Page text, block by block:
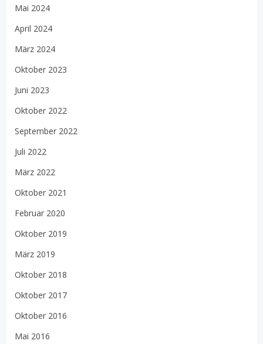
Mai 2024
April 2024
März 2024
Oktober 2023
Juni 2023
Oktober 2022
September 2022
Juli 2022
März 2022
Oktober 2021
Februar 2020
Oktober 2019
März 2019
Oktober 2018
Oktober 2017
Oktober 2016
Mai 2016